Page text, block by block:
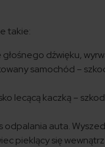
takie:
dźwięku,
samochód –
lecącą kaczką –
odpalania auta.
pieklący się